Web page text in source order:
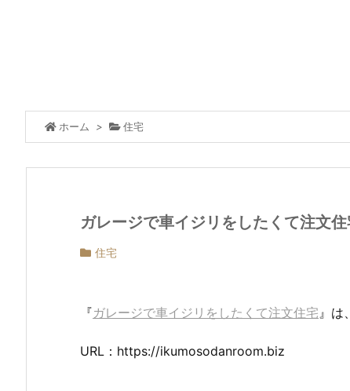
ホーム > 住宅
ガレージで車イジリをしたくて注文
住宅
『ガレージで車イジリをしたくて注文住宅』は
URL：https://ikumosodanroom.biz